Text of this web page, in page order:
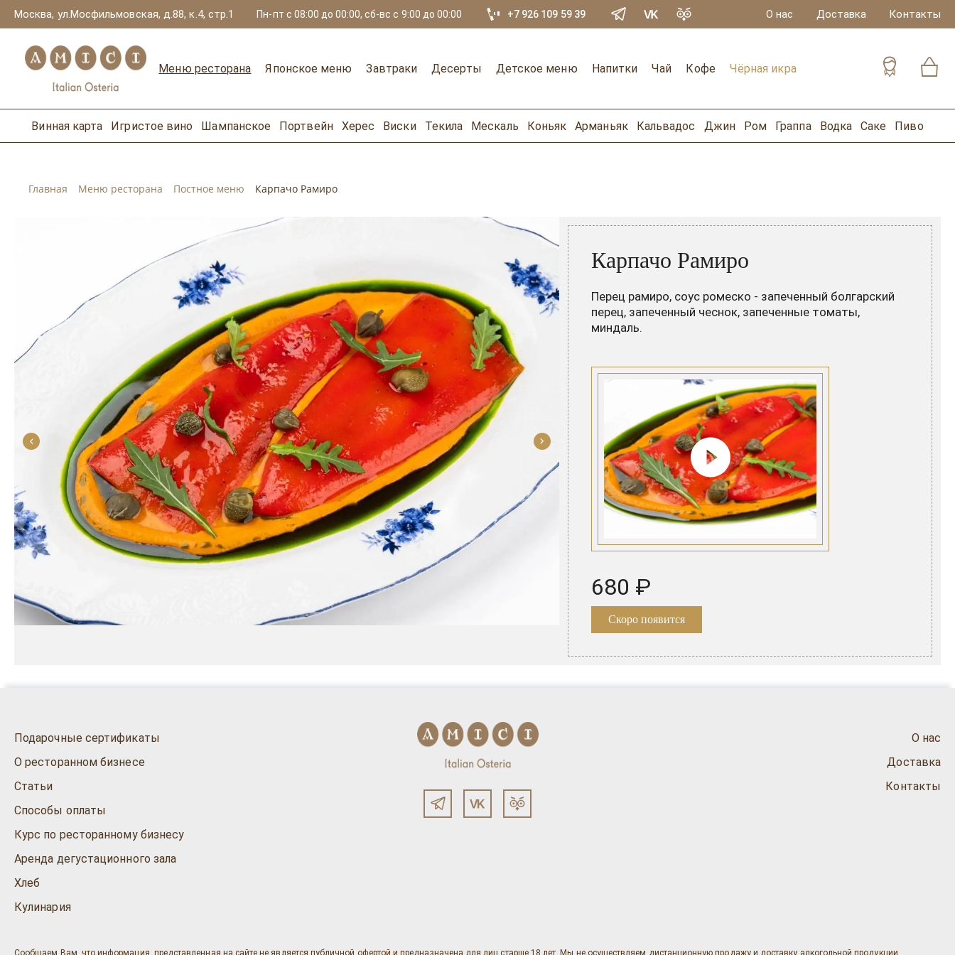
Москва, ул.Мосфильмовская, д.88, к.4, стр.1 Пн-пт с 08:00 до 00:00, сб-вс с 9:00 до 00:00 +7 926 109 59 39 О нас Доставка Контакты
Меню ресторана Японское меню Завтраки Десерты Детское меню Напитки Чай Кофе Чёрная икра
Винная карта Игристое вино Шампанское Портвейн Херес Виски Текила Мескаль Коньяк Арманьяк Кальвадос Джин Ром Граппа Водка Саке Пиво
Главная Меню ресторана Постное меню Карпачо Рамиро
Карпачо Рамиро
Перец рамиро, соус ромеско - запеченный болгарский
перец, запеченный чеснок, запеченные томаты,
миндаль.
680 ₽
Скоро появится
Подарочные сертификаты
О ресторанном бизнесе
Статьи
Способы оплаты
Курс по ресторанному бизнесу
Аренда дегустационного зала
Хлеб
Кулинария
О нас
Доставка
Контакты
Сообщаем Вам, что информация, представленная на сайте не является публичной офертой и предназначена для лиц старше 18 лет. Мы не осуществляем дистанционную продажу и доставку алкогольной продукции.